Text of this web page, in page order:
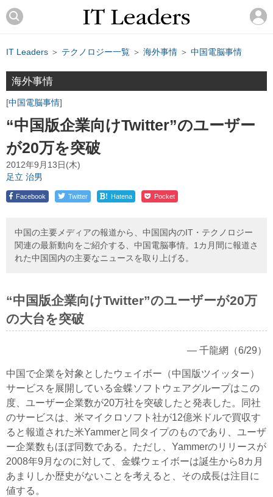
IT Leaders ＞ テクノロジー一覧 ＞ 海外事情 ＞ 中国電脳事情
海外事情
中国電脳事情
“中国版企業向けTwitter”のユーザー
が20万を突破
2012年9月13日(木)
足立 治男
Facebook Twitter ! Hatena Pocket
中国の主要メディアの報道から、中国国内のIT・テクノロジー
関連の最新動向をご紹介する、中国電脳事情。1カ月間に報道さ
れた中国国内の主要なニュースを取り上げる。
“中国版企業向けTwitter”のユーザーが20万
の大台を突破
― 千龍網（6/29）
中国で企業を対象としたウェイボー（中国版ツイッター）
サービスを展開している金蝶ソフトウェアグループはこの
度、ユーザー企業数が20万社を突破したと発表した。同社
のサービスは、米マイクロソフト社が12億米ドルで買収す
ると報道された米Yammerと同タイプのものであり、ユーザ
ー企業数もほぼ同数である。ただし、Yammerのリリースが
2008年9月なのに対して、金蝶ウェイボーは誕生から8カ月
あまりしか歴史がないことを考えると、その成長は注目に
値する。